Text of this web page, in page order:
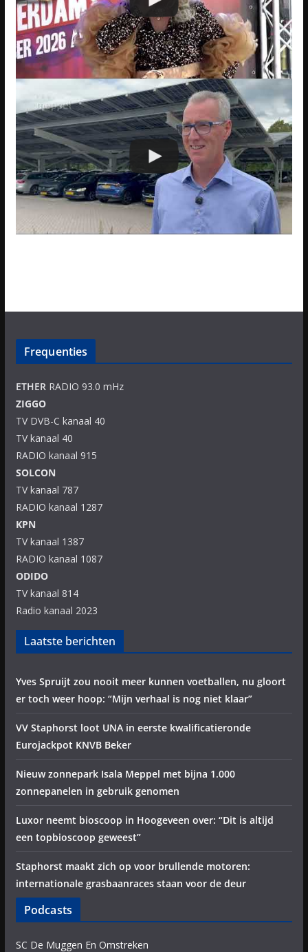
Frequenties
ETHERRADIO 93.0 mHz
ZIGGO
TV DVB-C kanaal 40
TV kanaal 40
RADIO kanaal 915
SOLCON
TV kanaal 787
RADIO kanaal 1287
KPN
TV kanaal 1387
RADIO kanaal 1087
ODIDO
TV kanaal 814
Radio kanaal 2023
Laatste berichten
Yves Spruijt zou nooit meer kunnen voetballen, nu gloort
er toch weer hoop: “Mijn verhaal is nog niet klaar”
VV Staphorst loot UNA in eerste kwalificatieronde
Eurojackpot KNVB Beker
Nieuw zonnepark Isala Meppel met bijna 1.000
zonnepanelen in gebruik genomen
Luxor neemt bioscoop in Hoogeveen over: “Dit is altijd
een topbioscoop geweest”
Staphorst maakt zich op voor brullende motoren:
internationale grasbaanraces staan voor de deur
Podcasts
SC De Muggen En Omstreken